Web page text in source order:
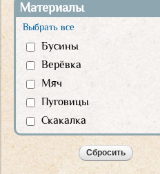
Материалы
Выбрать все
Бусины
Верёвка
Мяч
Пуговицы
Скакалка